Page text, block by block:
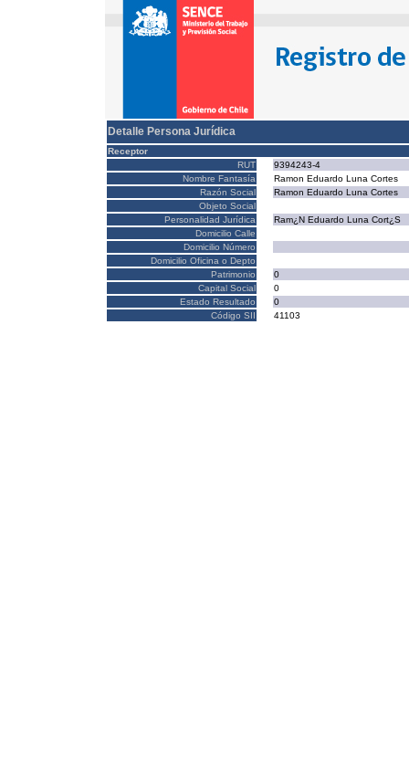
Detalle Persona Jurídica
Receptor
RUT
9394243-4
Nombre Fantasía
Ramon Eduardo Luna Cortes
Razón Social
Ramon Eduardo Luna Cortes
Objeto Social
Personalidad Jurídica
Ram¿N Eduardo Luna Cort¿S
Domicilio Calle
Domicilio Número
Domicilio Oficina o Depto
Patrimonio
0
Capital Social
0
Estado Resultado
0
Código SII
41103